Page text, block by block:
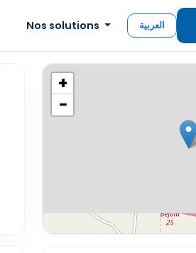
Nos solutions العربية
+
−